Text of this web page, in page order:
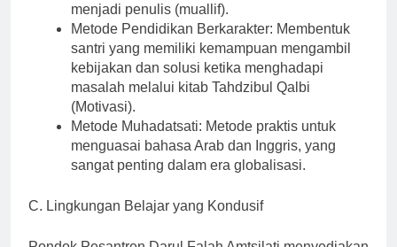
menjadi penulis (muallif).
Metode Pendidikan Berkarakter: Membentuk
santri yang memiliki kemampuan mengambil
kebijakan dan solusi ketika menghadapi
masalah melalui kitab Tahdzibul Qalbi
(Motivasi).
Metode Muhadatsati: Metode praktis untuk
menguasai bahasa Arab dan Inggris, yang
sangat penting dalam era globalisasi.
C. Lingkungan Belajar yang Kondusif